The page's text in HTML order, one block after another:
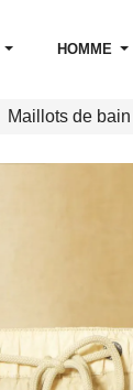
HOMME
Maillots de